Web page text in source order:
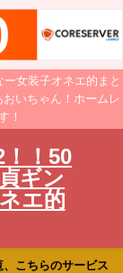
女装子オネエ的まと
いちゃん！ホームレ
！
！50
ギン
エ的
こちらのサービス